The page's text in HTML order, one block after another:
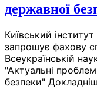
державної
Київський інститут
запрошує фахову
Всеукраїнській
"Актуальні
безпеки"